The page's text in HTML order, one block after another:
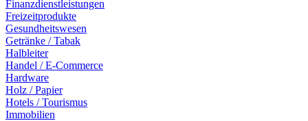
Finanzdienstleistungen
Freizeitprodukte
Gesundheitswesen
Getränke / Tabak
Halbleiter
Handel / E-Commerce
Hardware
Holz / Papier
Hotels / Tourismus
Immobilien